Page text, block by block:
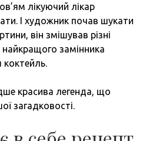
лікуючий лікар
І художник почав шукати
він змішував різні
найкращого замінника
коктейль.
красива легенда, що
загадковості.